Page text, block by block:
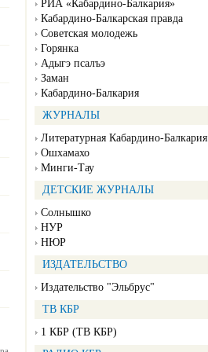
РИА «Кабардино-Балкария»
Кабардино-Балкарская правда
Советская молодежь
Горянка
Адыгэ псалъэ
Заман
Кабардино-Балкария
ЖУРНАЛЫ
Литературная Кабардино-Балкария
Ошхамахо
Минги-Тау
ДЕТСКИЕ ЖУРНАЛЫ
Солнышко
НУР
НЮР
ИЗДАТЕЛЬСТВО
Издательство "Эльбрус"
ТВ КБР
1 КБР (ТВ КБР)